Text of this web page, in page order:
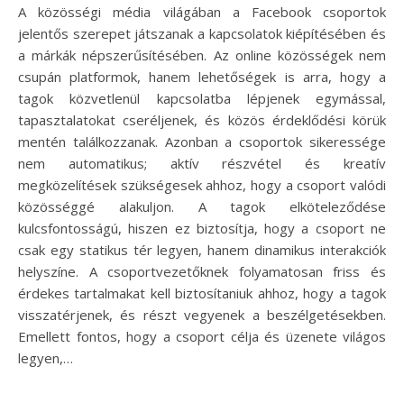
A közösségi média világában a Facebook csoportok
jelentős szerepet játszanak a kapcsolatok kiépítésében és
a márkák népszerűsítésében. Az online közösségek nem
csupán platformok, hanem lehetőségek is arra, hogy a
tagok közvetlenül kapcsolatba lépjenek egymással,
tapasztalatokat cseréljenek, és közös érdeklődési körük
mentén találkozzanak. Azonban a csoportok sikeressége
nem automatikus; aktív részvétel és kreatív
megközelítések szükségesek ahhoz, hogy a csoport valódi
közösséggé alakuljon. A tagok elköteleződése
kulcsfontosságú, hiszen ez biztosítja, hogy a csoport ne
csak egy statikus tér legyen, hanem dinamikus interakciók
helyszíne. A csoportvezetőknek folyamatosan friss és
érdekes tartalmakat kell biztosítaniuk ahhoz, hogy a tagok
visszatérjenek, és részt vegyenek a beszélgetésekben.
Emellett fontos, hogy a csoport célja és üzenete világos
legyen,…